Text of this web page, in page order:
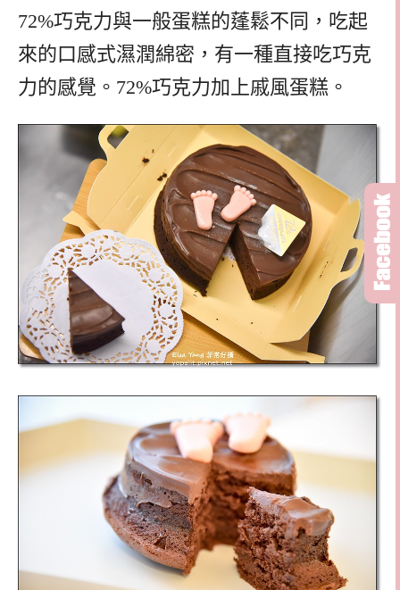
72%巧克力與一般蛋糕的蓬鬆不同，吃起
來的口感式濕潤綿密，有一種直接吃巧克
力的感覺。72%巧克力加上戚風蛋糕。